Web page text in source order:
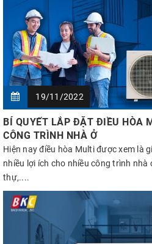
19/11/2022
BÍ QUYẾT LẮP ĐẶT ĐIỀU HÒA
CÔNG TRÌNH NHÀ Ở
Hiện nay điều hòa Multi được xem là
nhiều lợi ích cho nhiều công trình nhà
thự,....